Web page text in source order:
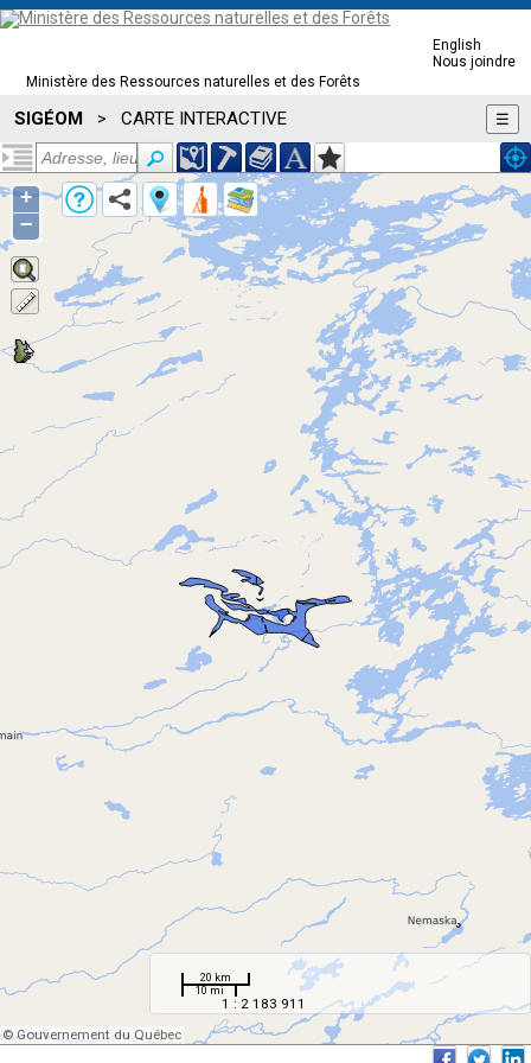
Ministère des Ressources naturelles et des Forêts
English
Nous joindre
SIGÉOM > CARTE INTERACTIVE ☰
20 km
10 mi
1 : 2 183 911
© Gouvernement du Québec
+
−